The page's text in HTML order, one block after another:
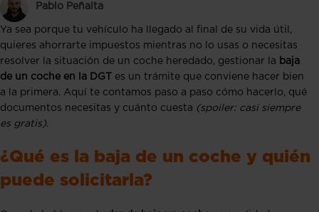
Pablo Peñalta
Ya sea porque tu vehículo ha llegado al final de su vida útil,
quieres ahorrarte impuestos mientras no lo usas o necesitas
resolver la situación de un coche heredado, gestionar la baja
de un coche en la DGT
es un trámite que conviene hacer bien
a la primera. Aquí te contamos paso a paso cómo hacerlo, qué
documentos necesitas y cuánto cuesta (spoiler: casi siempre
es gratis).
¿Qué es la baja de un coche y quién
puede solicitarla?